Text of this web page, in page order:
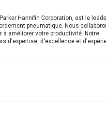
Hannifin Corporation, est le
pneumatique. Nous
à améliorer votre productivité. Notre
d'expertise, d'excellence et